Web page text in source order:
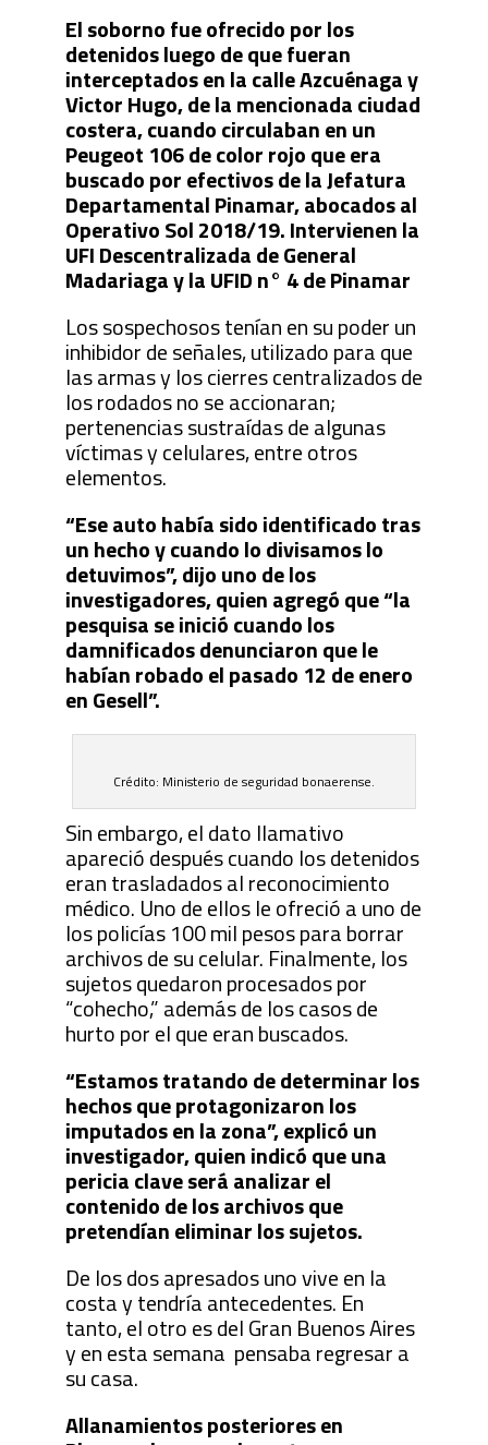
El soborno fue ofrecido por los
detenidos luego de que fueran
interceptados en la calle Azcuénaga y
Victor Hugo, de la mencionada ciudad
costera, cuando circulaban en un
Peugeot 106 de color rojo que era
buscado por efectivos de la Jefatura
Departamental Pinamar, abocados al
Operativo Sol 2018/19. Intervienen la
UFI Descentralizada de General
Madariaga y la UFID n° 4 de Pinamar
Los sospechosos tenían en su poder un
inhibidor de señales, utilizado para que
las armas y los cierres centralizados de
los rodados no se accionaran;
pertenencias sustraídas de algunas
víctimas y celulares, entre otros
elementos.
“Ese auto había sido identificado tras
un hecho y cuando lo divisamos lo
detuvimos”, dijo uno de los
investigadores, quien agregó que “la
pesquisa se inició cuando los
damnificados denunciaron que le
habían robado el pasado 12 de enero
en Gesell”.
Crédito: Ministerio de seguridad bonaerense.
Sin embargo, el dato llamativo
apareció después cuando los detenidos
eran trasladados al reconocimiento
médico. Uno de ellos le ofreció a uno de
los policías 100 mil pesos para borrar
archivos de su celular. Finalmente, los
sujetos quedaron procesados por
“cohecho,” además de los casos de
hurto por el que eran buscados.
“Estamos tratando de determinar los
hechos que protagonizaron los
imputados en la zona”, explicó un
investigador, quien indicó que una
pericia clave será analizar el
contenido de los archivos que
pretendían eliminar los sujetos.
De los dos apresados uno vive en la
costa y tendría antecedentes. En
tanto, el otro es del Gran Buenos Aires
y en esta semana pensaba regresar a
su casa.
Allanamientos posteriores en